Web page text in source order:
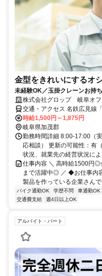
金型をきれいにするオ
未経験OK／玉掛クレーンお持
株式会社グロップ 岐阜オ
交通・アクセス 名鉄広見線
嵩口駅」より車で10分
時給1,500円～1,875円
岐阜県加茂郡
勤務時間詳細 8:00-17:00（
応相談） 更新の可能性：有
状況、就業先の経営状況に
仕事内容 ＼ 高時給1500円◎
まで活躍中◎ ／ ◆お仕事内
製品を作っている企業さん
バイク通勤OK 学歴不問 車通勤OK
交通費支給
週4日以上OK
アルバイト・パート